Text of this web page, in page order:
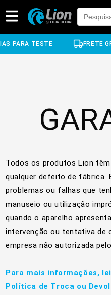
para o
conteúdo
PARA TESTE FRETE
Todos os produtos Lion
qualquer defeito de fábrica.
problemas ou falhas que
manuseio ou utilização
quando o aparelho
intervenção ou tentativa de
empresa não autorizada
Para mais informações,
Política de Troca ou